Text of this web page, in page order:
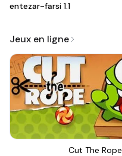
entezar-farsi 1.1
Jeux en ligne
Cut The Rope